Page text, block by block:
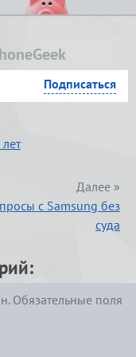
Далее »
с Samsung без
суда
Обязательные поля